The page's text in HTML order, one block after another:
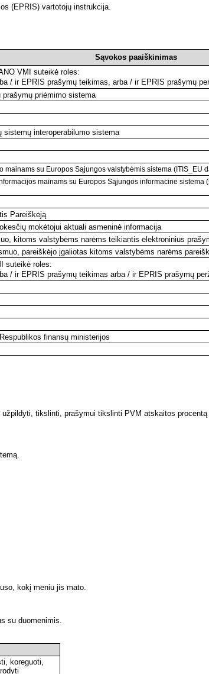
(EPRIS) vartotojų instrukcija.
Sąvokos paaiškinimas
VMI suteikė roles:
/ ir EPRIS prašymų teikimas, arba / ir EPRIS prašymų
priėmimo sistema
interoperabilumo sistema
su Europos Sąjungos valstybėmis sistema (ITIS_EU
mainams su Europos Sąjungos informacine sistema
Pareiškėją
mokėtojui aktuali asmeninė informacija
kitoms valstybėms narėms teikiantis elektroninius
pareiškėjo įgaliotas kitoms valstybėms narėms
suteikė roles:
/ ir EPRIS prašymų teikimas arba / ir EPRIS prašymų
finansų ministerijos
tikslinti, prašymui tikslinti PVM atskaitos
kokį meniu jis mato.
su duomenimis.
koreguoti,